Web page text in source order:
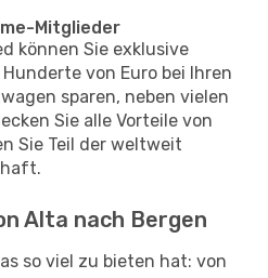
Mitglieder
können Sie exklusive
von Euro bei Ihren
sparen, neben vielen
Sie alle Vorteile von
Sie Teil der weltweit
Alta nach Bergen
so viel zu bieten hat: von